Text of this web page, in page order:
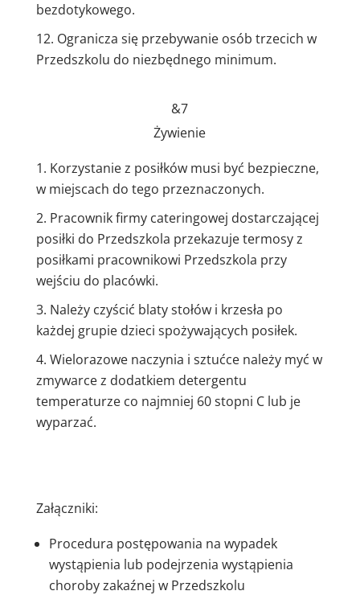
bezdotykowego.
Ogranicza się przebywanie osób trzecich w
Przedszkolu do niezbędnego minimum.
&7
Żywienie
Korzystanie z posiłków musi być bezpieczne,
w miejscach do tego przeznaczonych.
Pracownik firmy cateringowej dostarczającej
posiłki do Przedszkola przekazuje termosy z
posiłkami pracownikowi Przedszkola przy
wejściu do placówki.
Należy czyścić blaty stołów i krzesła po
każdej grupie dzieci spożywających posiłek.
Wielorazowe naczynia i sztućce należy myć w
zmywarce z dodatkiem detergentu
temperaturze co najmniej 60 stopni C lub je
wyparzać.
Załączniki:
Procedura postępowania na wypadek
wystąpienia lub podejrzenia wystąpienia
choroby zakaźnej w Przedszkolu